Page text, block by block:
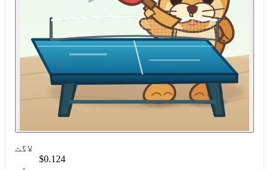
لاگت
$0.124